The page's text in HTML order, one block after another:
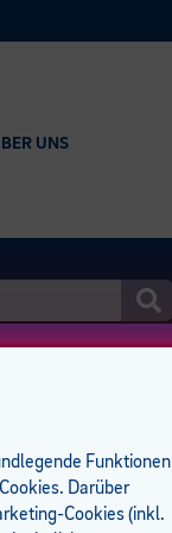
UNS
Funktionen
Darüber
Cookies (inkl.